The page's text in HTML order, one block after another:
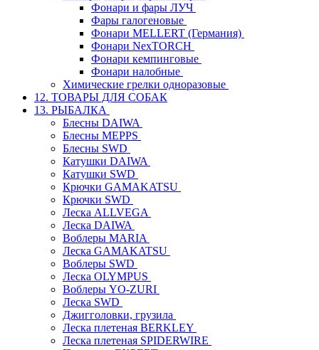
Фонари и фары ЛУЧ
Фары галогеновые
Фонари MELLERT (Германия)
Фонари NexTORCH
Фонари кемпинговые
Фонари налобные
Химические грелки одноразовые
12. ТОВАРЫ ДЛЯ СОБАК
13. РЫБАЛКА
Блесны DAIWA
Блесны MEPPS
Блесны SWD
Катушки DAIWA
Катушки SWD
Крючки GAMAKATSU
Крючки SWD
Леска ALLVEGA
Леска DAIWA
Воблеры MARIA
Леска GAMAKATSU
Воблеры SWD
Леска OLYMPUS
Воблеры YO-ZURI
Леска SWD
Джигголовки, грузила
Леска плетеная BERKLEY
Леска плетеная SPIDERWIRE